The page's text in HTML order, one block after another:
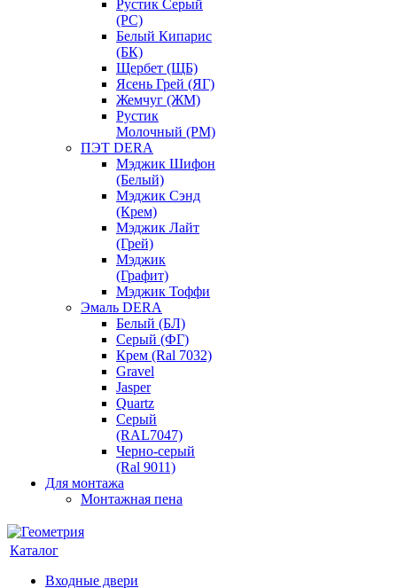
Рустик Серый
(РС)
Белый Кипарис
(БК)
Щербет (ЩБ)
Ясень Грей (ЯГ)
Жемчуг (ЖМ)
Рустик
Молочный (РМ)
ПЭТ DERA
Мэджик Шифон
(Белый)
Мэджик Сэнд
(Крем)
Мэджик Лайт
(Грей)
Мэджик
(Графит)
Мэджик Тоффи
Эмаль DERA
Белый (БЛ)
Серый (ФГ)
Крем (Ral 7032)
Gravel
Jasper
Quartz
Серый
(RAL7047)
Черно-серый
(Ral 9011)
Для монтажа
Монтажная пена
Каталог
Входные двери